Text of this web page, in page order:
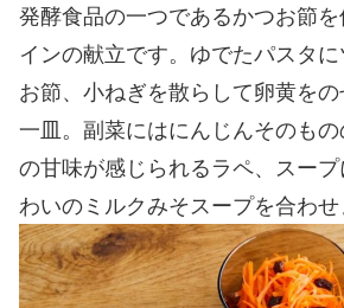
発酵食品の一つであるかつお節
インの献立です。ゆでたパスタ
お節、小ねぎを散らして卵黄を
一皿。副菜にはにんじんそのも
の甘味が感じられるラペ、スー
わいのミルクみそスープを合わせ